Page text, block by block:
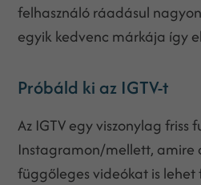
felhasználó ráadásul
egyik kedvenc márkája így
Próbáld ki az IGTV-t
Az IGTV egy viszonylag friss
Instagramon/mellett, amire
függőleges videókat is lehet